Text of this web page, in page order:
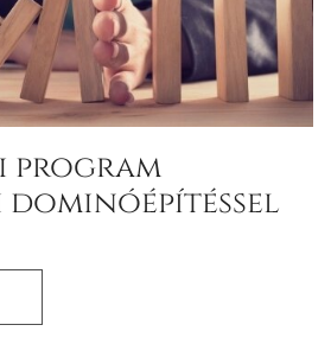
program
dominóépítéssel